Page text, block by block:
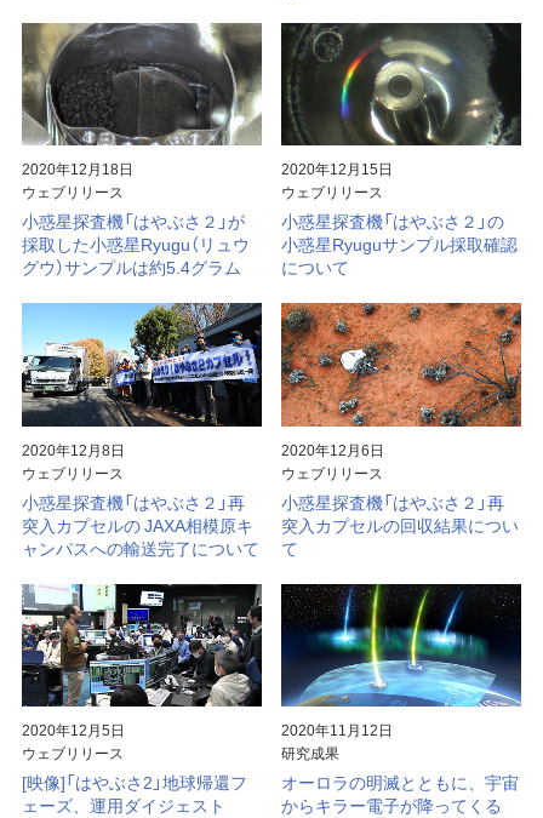
2020年12月18日
ウェブリリース
小惑星探査機「はやぶさ２」が
採取した小惑星Ryugu（リュウ
グウ）サンプルは約5.4グラム
2020年12月15日
ウェブリリース
小惑星探査機「はやぶさ２」の
小惑星Ryuguサンプル採取確認
について
2020年12月8日
ウェブリリース
小惑星探査機「はやぶさ２」再
突入カプセルの JAXA相模原キ
ャンパスへの輸送完了について
2020年12月6日
ウェブリリース
小惑星探査機「はやぶさ２」再
突入カプセルの回収結果につい
て
2020年12月5日
ウェブリリース
[映像]「はやぶさ2」地球帰還フ
ェーズ、運用ダイジェスト
2020年11月12日
研究成果
オーロラの明滅とともに、宇宙
からキラー電子が降ってくる